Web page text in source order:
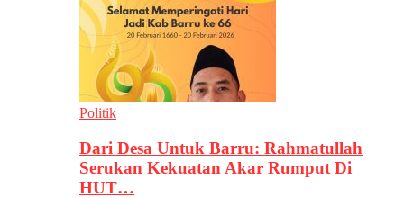
Politik
Dari Desa Untuk Barru: Rahmatullah
Serukan Kekuatan Akar Rumput Di
HUT…